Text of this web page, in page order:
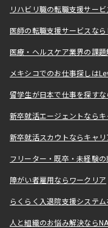
リハビリ職の転職支援サー
医師の転職支援サービスな
医療・ヘルスケア業界の課
メキシコでのお仕事探しは
留学生が日本で仕事を探す
新卒就活エージェントなら
新卒就活スカウトならキャ
フリーター・既卒・未経験
障がい者雇用ならワークリア
らくらく入退院支援システ
人と組織のお悩み解決なら